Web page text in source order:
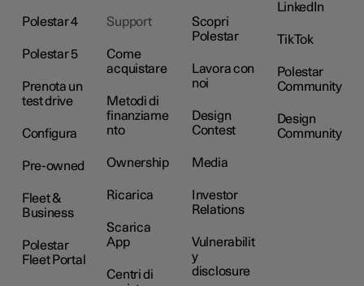
Polestar 4
Polestar 5
Prenota un
test drive
Configura
Pre-owned
Fleet &
Business
Polestar
Fleet Portal
Support
Come
acquistare
Metodi di
finanziame
nto
Ownership
Ricarica
Scarica
App
Centri di
Scopri
Polestar
Lavora con
noi
Design
Contest
Media
Investor
Relations
Vulnerabilit
y
disclosure
LinkedIn
TikTok
Polestar
Community
Design
Community